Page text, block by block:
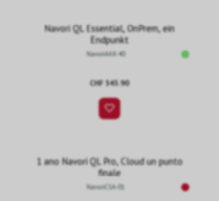
Navori QL Essential, OnPrem, ein
Endpunkt
NavoriAAX-40
CHF 545.90
1 ano Navori QL Pro, Cloud un punto
finale
NavoriCSA-01